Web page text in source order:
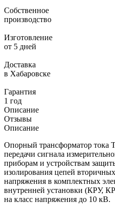
Собственное
производство
Изготовление
от 5 дней
Доставка
в Хабаровске
Гарантия
1 год
Описание
Отзывы
Описание
Опорный трансформатор тока
передачи сигнала
приборам и устройствам
изолирования цепей
напряжения в комплектных
внутренней установки (КРУ,
на класс напряжения до 10 кВ.